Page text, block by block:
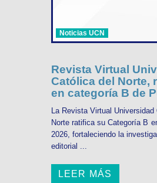
Noticias UCN
Revista Virtual
Católica del Norte,
en categoría B de
La Revista Virtual Universidad
Norte ratifica su Categoría B
2026, fortaleciendo la
editorial ...
LEER MÁS